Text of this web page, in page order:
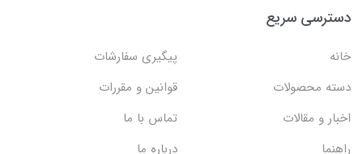
دسترسی سریع
خانه
پیگیری سفارشات
دسته محصولات
قوانین و مقررات
اخبار و مقالات
تماس با ما
راهنما
درباره ما